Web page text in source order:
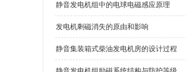
静音发电机组中的电球电磁感应原理
发电机剩磁消失的原由和影响
静音集装箱式柴油发电机房的设计过程